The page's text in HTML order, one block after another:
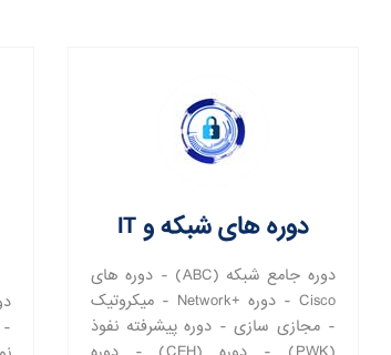
دوره های شبکه و IT
دوره جامع شبکه (ABC) - دوره های
Cisco - دوره +Network - میکروتیک
- مجازی سازی - دوره پیشرفته نفوذ